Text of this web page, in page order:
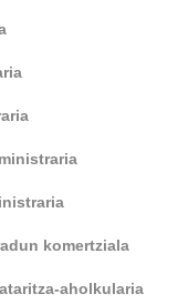
komertziala
aholkularia